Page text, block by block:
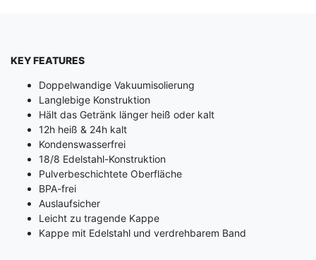
KEY FEATURES
Doppelwandige Vakuumisolierung
Langlebige Konstruktion
Hält das Getränk länger heiß oder kalt
12h heiß & 24h kalt
Kondenswasserfrei
18/8 Edelstahl-Konstruktion
Pulverbeschichtete Oberfläche
BPA-frei
Auslaufsicher
Leicht zu tragende Kappe
Kappe mit Edelstahl und verdrehbarem Band